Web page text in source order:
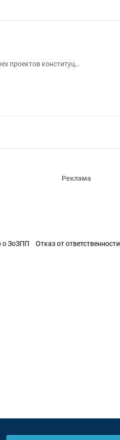
проектов конституц…
Реклама
о ЗоЗПП Отказ от ответственности